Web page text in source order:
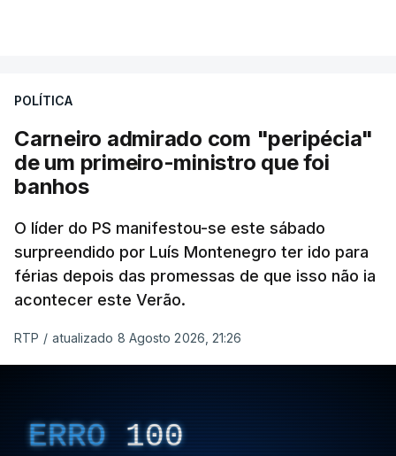
POLÍTICA
Carneiro admirado com "peripécia"
de um primeiro-ministro que foi
banhos
O líder do PS manifestou-se este sábado
surpreendido por Luís Montenegro ter ido para
férias depois das promessas de que isso não ia
acontecer este Verão.
RTP / atualizado 8 Agosto 2026, 21:26
ERRO 100